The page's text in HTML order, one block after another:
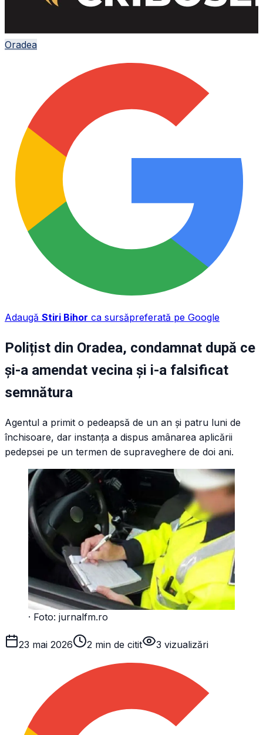
Oradea
Adaugă Stiri Bihor ca sursăpreferată pe Google
Polițist din Oradea, condamnat după ce
și-a amendat vecina și i-a falsificat
semnătura
Agentul a primit o pedeapsă de un an și patru luni de
închisoare, dar instanța a dispus amânarea aplicării
pedepsei pe un termen de supraveghere de doi ani.
· Foto: jurnalfm.ro
23 mai 2026 2 min de citit 3 vizualizări